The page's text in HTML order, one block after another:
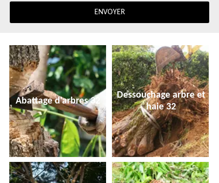
Abattage d'arbres 32
Dessouchage arbre et
haie 32